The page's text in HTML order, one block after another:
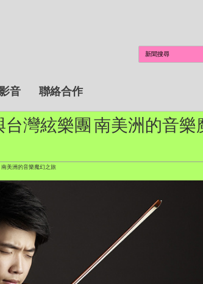
音 聯絡合作
與台灣絃樂團 南美洲的音樂
美洲的音樂魔幻之旅